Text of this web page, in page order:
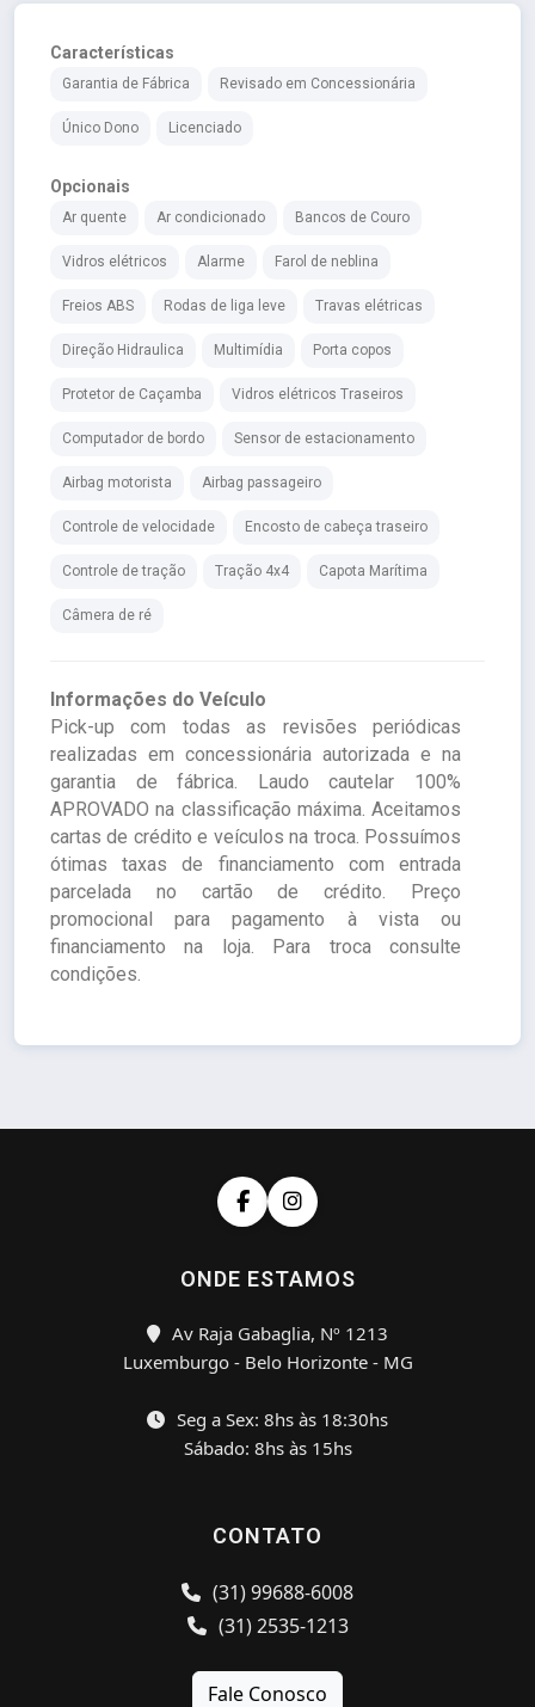
Características
Garantia de Fábrica Revisado em Concessionária
Único Dono Licenciado
Opcionais
Ar quente Ar condicionado Bancos de Couro
Vidros elétricos Alarme Farol de neblina
Freios ABS Rodas de liga leve Travas elétricas
Direção Hidraulica Multimídia Porta copos
Protetor de Caçamba Vidros elétricos Traseiros
Computador de bordo Sensor de estacionamento
Airbag motorista Airbag passageiro
Controle de velocidade Encosto de cabeça traseiro
Controle de tração Tração 4x4 Capota Marítima
Câmera de ré
Informações do Veículo
Pick-up com todas as revisões periódicas
realizadas em concessionária autorizada e na
garantia de fábrica. Laudo cautelar 100%
APROVADO na classificação máxima. Aceitamos
cartas de crédito e veículos na troca. Possuímos
ótimas taxas de financiamento com entrada
parcelada no cartão de crédito. Preço
promocional para pagamento à vista ou
financiamento na loja. Para troca consulte
condições.
ONDE ESTAMOS
Av Raja Gabaglia, Nº 1213
Luxemburgo - Belo Horizonte - MG
Seg a Sex: 8hs às 18:30hs
Sábado: 8hs às 15hs
CONTATO
(31) 99688-6008
(31) 2535-1213
Fale Conosco